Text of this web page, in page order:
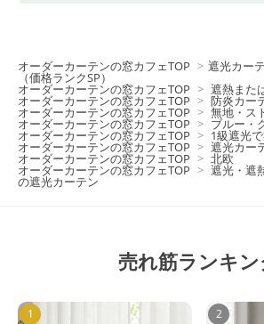
オーダーカーテンの窓カフェTOP > 遮光カー
（価格ランクSP）
オーダーカーテンの窓カフェTOP > 遮熱また
オーダーカーテンの窓カフェTOP > 防炎カー
オーダーカーテンの窓カフェTOP > 無地・ス
オーダーカーテンの窓カフェTOP > ブルー・
オーダーカーテンの窓カフェTOP > 1級遮光
オーダーカーテンの窓カフェTOP > 遮光カー
オーダーカーテンの窓カフェTOP > 北欧
オーダーカーテンの窓カフェTOP > 遮光・遮
の遮光カーテン
売れ筋ランキ
1 2